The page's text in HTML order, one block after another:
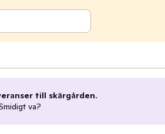
till skärgården.
va?